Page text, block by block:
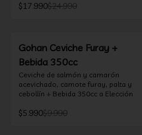
Tempura
Queso Crema y Cebollín, frito en
tempura
*Incluye 2 palitos, 2 soya 30ml, 1 salsa
teriyaki 30ml
$17.990$24.990
Gohan Ceviche Furay +
Bebida 350cc
Ceviche de salmón y camarón
acevichado, camote furay, palta y
cebollín + Bebida 350cc a Elección
$5.990$9.990